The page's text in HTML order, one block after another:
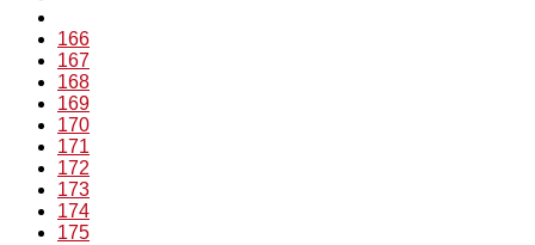
166
167
168
169
170
171
172
173
174
175